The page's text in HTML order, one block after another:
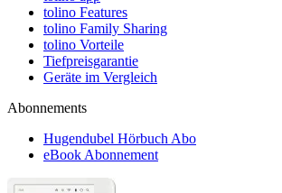
tolino Features
tolino Family Sharing
tolino Vorteile
Tiefpreisgarantie
Geräte im Vergleich
Abonnements
Hugendubel Hörbuch Abo
eBook Abonnement